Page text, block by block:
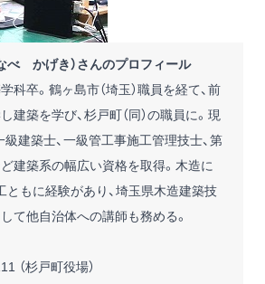
べ かげき）さんのプロフィール
科卒。鶴ヶ島市（埼玉）職員を経て、前
建築を学び、杉戸町（同）の職員に。現
級建築士、一級管工事施工管理技士、第
建築系の幅広い資格を取得。木造に
ともに経験があり、埼玉県木造建築技
て他自治体への講師も務める。
（杉戸町役場）